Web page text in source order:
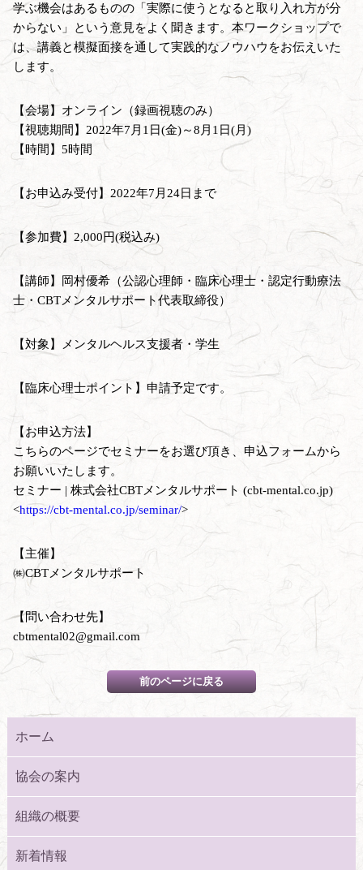
学ぶ機会はあるものの「実際に使うとなると取り入れ方が分
からない」という意見をよく聞きます。本ワークショップで
は、講義と模擬面接を通して実践的なノウハウをお伝えいた
します。
【会場】オンライン（録画視聴のみ）
【視聴期間】2022年7月1日(金)～8月1日(月)
【時間】5時間
【お申込み受付】2022年7月24日まで
【参加費】2,000円(税込み)
【講師】岡村優希（公認心理師・臨床心理士・認定行動療法
士・CBTメンタルサポート代表取締役）
【対象】メンタルヘルス支援者・学生
【臨床心理士ポイント】申請予定です。
【お申込方法】
こちらのページでセミナーをお選び頂き、申込フォームから
お願いいたします。
セミナー | 株式会社CBTメンタルサポート (cbt-mental.co.jp)
<https://cbt-mental.co.jp/seminar/>
【主催】
㈱CBTメンタルサポート
【問い合わせ先】
cbtmental02@gmail.com
ホーム
協会の案内
組織の概要
新着情報